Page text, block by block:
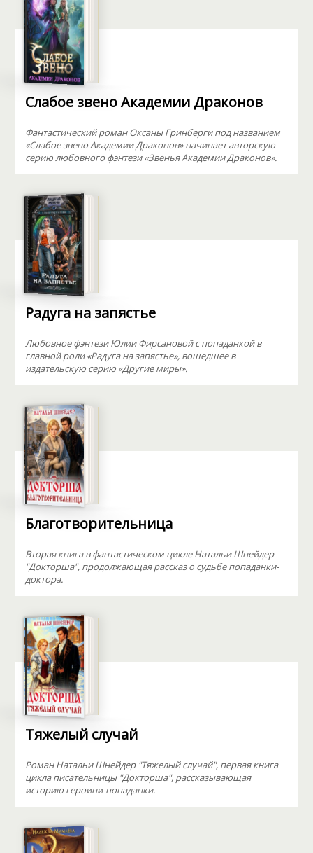
Слабое звено Академии Драконов
Фантастический роман Оксаны Гринберги под названием
«Слабое звено Академии Драконов» начинает авторскую
серию любовного фэнтези «Звенья Академии Драконов».
Радуга на запястье
Любовное фэнтези Юлии Фирсановой с попаданкой в
главной роли «Радуга на запястье», вошедшее в
издательскую серию «Другие миры».
Благотворительница
Вторая книга в фантастическом цикле Натальи Шнейдер
"Докторша", продолжающая рассказ о судьбе попаданки-
доктора.
Тяжелый случай
Роман Натальи Шнейдер "Тяжелый случай", первая книга
цикла писательницы "Докторша", рассказывающая
историю героини-попаданки.